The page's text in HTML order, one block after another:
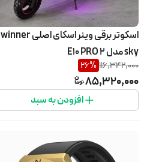
اسکوتر برقی وینر اسکای اصلی winner
sky مدل E10 PRO 2
116,342,000
26%
85,320,000
افزودن به سبد